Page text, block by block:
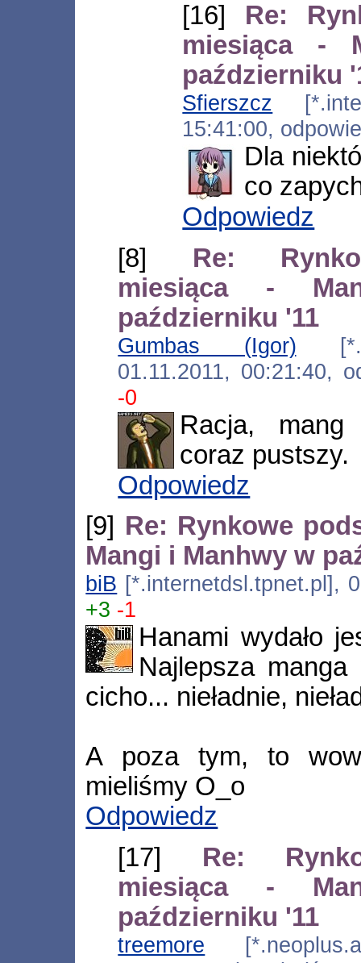
[16] Re:
miesiąca -
październiku
Sfierszcz
15:41:00,
Dla
co
Odpowiedz
[8] Re:
miesiąca -
październiku '11
Gumbas (Igor)
01.11.2011, 00:21:40,
-0
Racja,
coraz pustszy.
Odpowiedz
[9] Re: Rynkowe
Mangi i Manhwy w
biB [*.internetdsl.tpnet.pl],
+3 -1
Hanami wydało
Najlepsza
cicho... nieładnie,
A poza tym, to
mieliśmy O_o
Odpowiedz
[17] Re:
miesiąca -
październiku '11
treemore